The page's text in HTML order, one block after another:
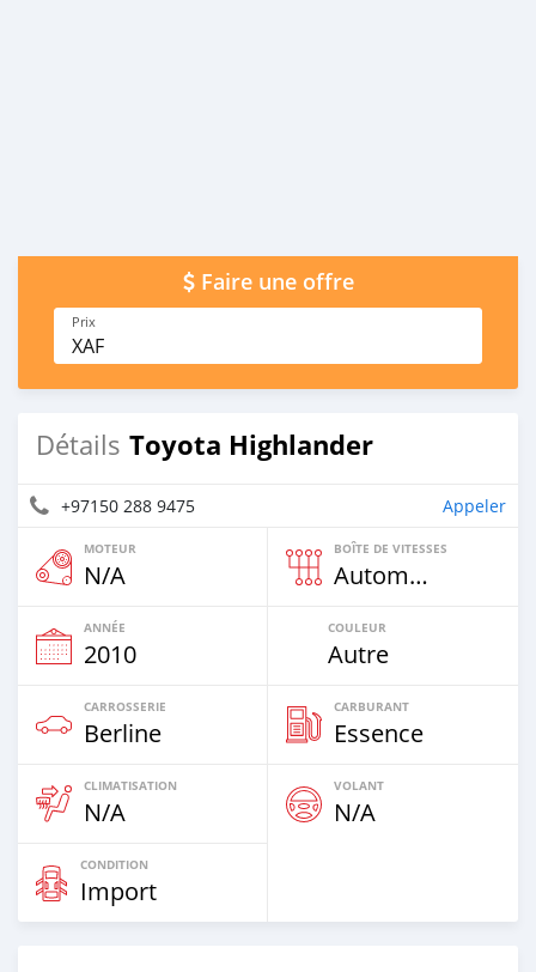
Faire une offre
Prix
XAF
Détails Toyota Highlander
+97150 288 9475 Appeler
MOTEUR
N/A
BOÎTE DE VITESSES
Automatique
ANNÉE
2010
COULEUR
Autre
CARROSSERIE
Berline
CARBURANT
Essence
CLIMATISATION
N/A
VOLANT
N/A
CONDITION
Import